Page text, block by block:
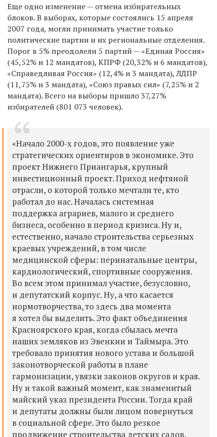
Еще одно изменение — отмена избирательных
блоков. В выборах, которые состоялись 15 апреля
2007 года, могли принимать участие только
политические партии и их региональные отделения.
Порог в 5% преодолели 5 партий — «Единая Россия»
(45,52% и 12 мандатов), КПРФ (20,32% и 6 мандатов),
«Справедливая Россия» (12,4% и 3 мандата), ЛДПР
(11,75% и 3 мандата), «Союз правых сил» (7,25% и 2
мандата). Всего на выборы пришло 37,27%
избирателей (801 073 человек).
«Начало 2000-х годов, это появление уже
стратегических ориентиров в экономике. Это
проект Нижнего Приангарья, крупный
инвестиционный проект. Приход нефтяной
отрасли, о которой только мечтали те, кто
работал до нас. Началась системная
поддержка аграриев, малого и среднего
бизнеса, особенно в период кризиса. Ну и,
естественно, начало строительства серьезных
краевых учреждений, в том числе
медицинской сферы: перинатальные центры,
кардиологический, спортивные сооружения.
Во всем этом принимал участие, безусловно,
и депутатский корпус. Ну, а что касается
нормотворчества, то здесь два момента
я хотел бы выделить. Это факт объединения
Красноярского края, когда сбылась мечта
наших земляков из Эвенкии и Таймыра. Это
требовало принятия нового устава и большой
законотворческой работы в плане
гармонизации, увязки законов округов и края.
Ну и такой важный момент, как знаменитый
майский указ президента России. Тогда край
и депутаты должны были лицом повернуться
в социальной сфере. Это было резкое
продвижение строительства детских садов,